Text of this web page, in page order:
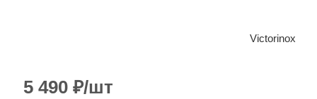
Victorinox
5 490 ₽/шт